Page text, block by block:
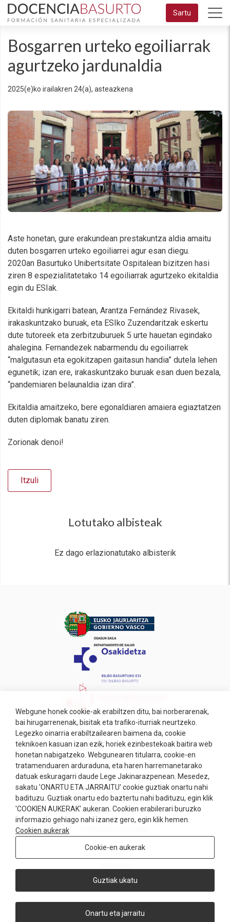
Eduki
nagusira
Sartu
Bosgarren urteko egoiliarrak
agurtzeko jardunaldia
2025(e)ko irailakren 24(a), asteazkena
Aste honetan, gure erakundean prestakuntza aldia amaitu
duten bosgarren urteko egoiliarrei agur esan diegu.
2020an Basurtuko Unibertsitate Ospitalean bizitzen hasi
ziren 8 espezialitatetako 14 egoiliarrak agurtzeko ekitaldia
egin du ESIak.
Ekitaldi hunkigarri batean, Arantza Fernández Rivasek,
irakaskuntzako buruak, eta ESIko Zuzendaritzak eskertu
dute tutoreek eta zerbitzuburuek 5 urte hauetan egindako
ahalegina. Fernandezek nabarmendu du egoiliarrek
“malgutasun eta egokitzapen gaitasun handia” dutela lehen
egunetik; izan ere, irakaskuntzako buruak esan duen bezala,
“pandemiaren belaunaldia izan dira”.
Ekitaldia amaitzeko, bere egonaldiaren amaiera egiaztatzen
duten diplomak banatu ziren.
Zorionak denoi!
Itzuli
Lotutako albisteak
Ez dago erlazionatutako albisterik
Ziurtagiri kudeaketa
Lege-oharra
Cookiak
Kontaktua
Webgune honek cookie-ak erabiltzen ditu, bai norberarenak,
bai hirugarrenenak, bisitak eta trafiko-iturriak neurtzeko.
Legezko oinarria erabiltzailearen baimena da, cookie
teknikoen kasuan izan ezik, horiek ezinbestekoak baitira web
honetan nabigatzeko. Webgunearen titularra, cookie-en
tratamenduaren arduraduna, eta haren harremanetarako
datuak eskuragarri daude Lege Jakinarazpenean. Mesedez,
sakatu 'ONARTU ETA JARRAITU' cookie guztiak onartu nahi
badituzu. Guztiak onartu edo baztertu nahi badituzu, egin klik
'COOKIEN AUKERAK' aukeran. Cookien erabilerari buruzko
informazio gehiago nahi izanez gero, egin klik hemen.
Cookien aukerak
Cookie-en aukerak
Guztiak ukatu
Onartu eta jarraitu